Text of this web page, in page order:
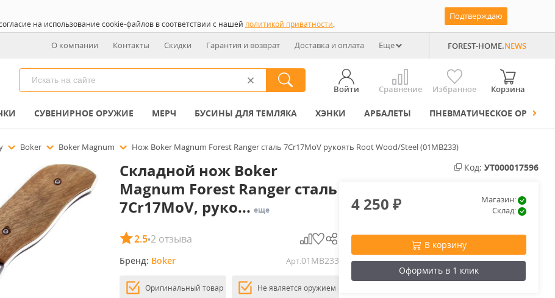
на использование cookie-файлов в соответствии с нашей политикой приватности.
Подтверждаю
О компании Контакты Скидки Гарантия и возврат Доставка и оплата Еще FOREST-HOME.NEWS
Войти Сравнение Избранное Корзина
СУВЕНИРНОЕ ОРУЖИЕ МЕРЧ БУСИНЫ ДЛЯ ТЕМЛЯКА ХЭНКИ АРБАЛЕТЫ ПНЕВМАТИЧЕСКОЕ ОРУЖИЕ
Boker Boker Magnum Нож Boker Magnum Forest Ranger сталь 7Cr17MoV рукоять Root Wood/Steel (01MB233)
Складной нож Boker
Magnum Forest Ranger сталь
7Cr17MoV, руко... еще
2.5•2 отзыва
Бренд: Boker Арт.01MB233
Оригинальный товар Не является оружием
Код: УТ000017596
4 250₽
Магазин:
Склад:
В корзину
Оформить в 1 клик